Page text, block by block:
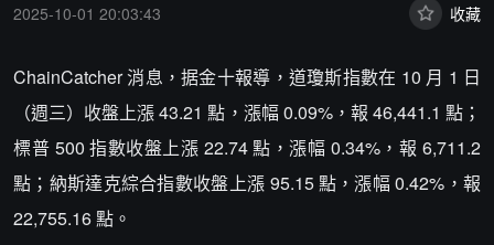
2025-10-01 20:03:43 收藏
ChainCatcher 消息，据金十報導，道瓊斯指數在 10 月 1 日
（週三）收盤上漲 43.21 點，漲幅 0.09%，報 46,441.1 點；
標普 500 指數收盤上漲 22.74 點，漲幅 0.34%，報 6,711.2
點；納斯達克綜合指數收盤上漲 95.15 點，漲幅 0.42%，報
22,755.16 點。